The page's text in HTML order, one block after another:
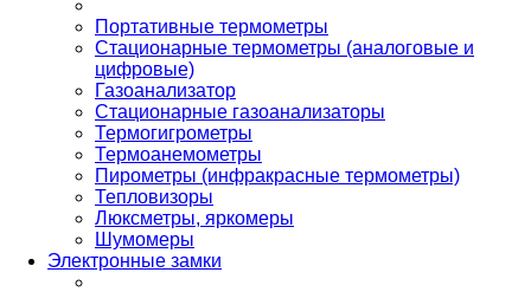
Портативные термометры
Стационарные термометры (аналоговые и
цифровые)
Газоанализатор
Стационарные газоанализаторы
Термогигрометры
Термоанемометры
Пирометры (инфракрасные термометры)
Тепловизоры
Люксметры, яркомеры
Шумомеры
Электронные замки